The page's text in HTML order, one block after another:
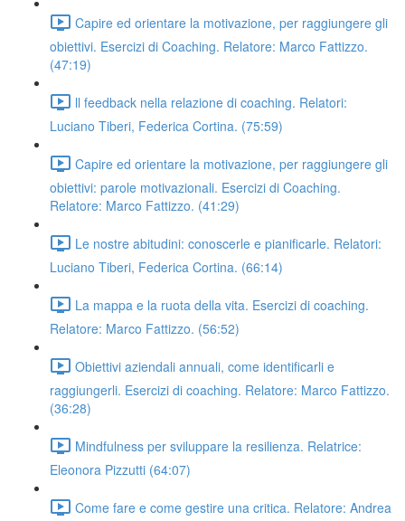
Capire ed orientare la motivazione, per raggiungere gli
obiettivi. Esercizi di Coaching. Relatore: Marco Fattizzo.
(47:19)
ll feedback nella relazione di coaching. Relatori:
Luciano Tiberi, Federica Cortina. (75:59)
Capire ed orientare la motivazione, per raggiungere gli
obiettivi: parole motivazionali. Esercizi di Coaching.
Relatore: Marco Fattizzo. (41:29)
Le nostre abitudini: conoscerle e pianificarle. Relatori:
Luciano Tiberi, Federica Cortina. (66:14)
La mappa e la ruota della vita. Esercizi di coaching.
Relatore: Marco Fattizzo. (56:52)
Obiettivi aziendali annuali, come identificarli e
raggiungerli. Esercizi di coaching. Relatore: Marco Fattizzo.
(36:28)
Mindfulness per sviluppare la resilienza. Relatrice:
Eleonora Pizzutti (64:07)
Come fare e come gestire una critica. Relatore: Andrea